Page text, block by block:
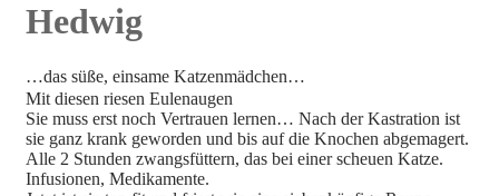
Hedwig
…das süße, einsame Katzenmädchen…
Mit diesen riesen Eulenaugen
Sie muss erst noch Vertrauen lernen… Nach der Kastration ist
sie ganz krank geworden und bis auf die Knochen abgemagert.
Alle 2 Stunden zwangsfüttern, das bei einer scheuen Katze.
Infusionen, Medikamente.